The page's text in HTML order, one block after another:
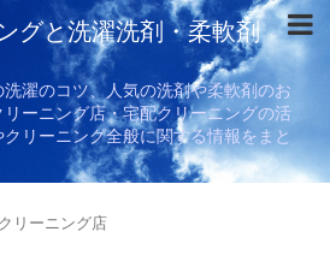
グと洗濯洗剤・柔軟剤
濯のコツ、人気の洗剤や柔軟剤のお
ーニング店・宅配クリーニングの活
リーニング全般に関する情報をまと
リーニング店